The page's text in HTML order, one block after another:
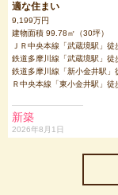
適な住まい
9,199万円
建物面積 99.78㎡（30坪）
ＪＲ中央本線「武蔵境駅」
鉄道多摩川線「武蔵境駅」徒
鉄道多摩川線「新小金井駅」
Ｒ中央本線「東小金井駅」徒
新築
2026年8月1日